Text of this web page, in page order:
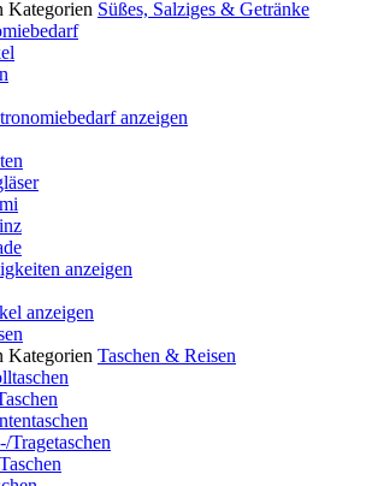
Kategorien Süßes, Salziges & Getränke
anzeigen
anzeigen
anzeigen
Kategorien Taschen & Reisen
Tragetaschen